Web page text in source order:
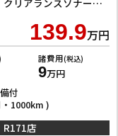
ハイブリッドG ETC 両側スライドドア クリアランスソナー オートライト スマートキー アイドリングストップ 電動格納ミラー ベンチシート CVT エアコン
139.9万円
諸費用(税込)
9万円
付
1000km )
R171店